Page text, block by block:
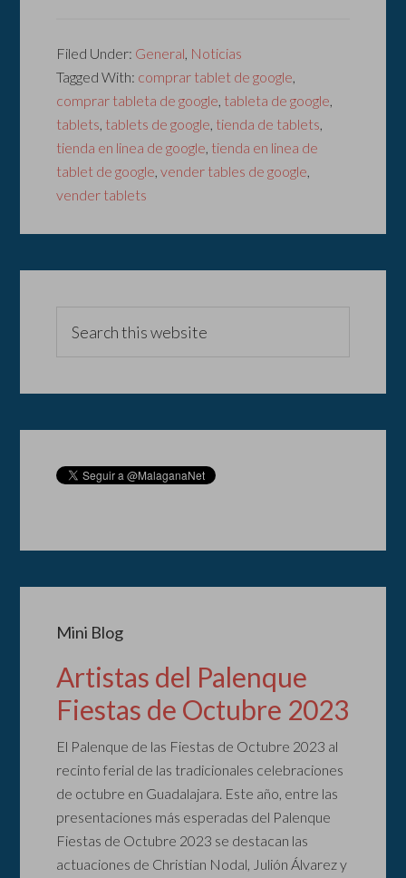
Filed Under: General, Noticias
Tagged With: comprar tablet de google,
comprar tableta de google, tableta de google,
tablets, tablets de google, tienda de tablets,
tienda en linea de google, tienda en linea de
tablet de google,vender tables de google,
vender tablets
Mini Blog
Artistas del Palenque
Fiestas de Octubre 2023
El Palenque de las Fiestas de Octubre 2023 al
recinto ferial de las tradicionales celebraciones
de octubre en Guadalajara. Este año, entre las
presentaciones más esperadas del Palenque
Fiestas de Octubre 2023 se destacan las
actuaciones de Christian Nodal, Julión Álvarez y